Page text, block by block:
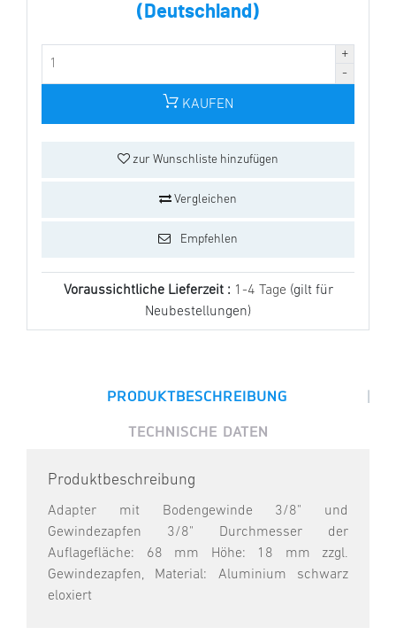
(Deutschland)
KAUFEN
zur Wunschliste hinzufügen
Vergleichen
Empfehlen
Voraussichtliche Lieferzeit : 1-4 Tage (gilt für
Neubestellungen)
PRODUKTBESCHREIBUNG |
TECHNISCHE DATEN
Produktbeschreibung
Adapter mit Bodengewinde 3/8" und
Gewindezapfen 3/8" Durchmesser der
Auflagefläche: 68 mm Höhe: 18 mm zzgl.
Gewindezapfen, Material: Aluminium schwarz
eloxiert